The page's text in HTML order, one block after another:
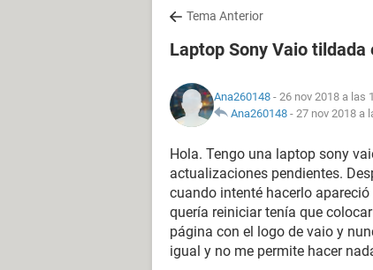
Tema Anterior
Laptop Sony Vaio tildada
Ana260148 - 26 nov 2018 a las
Ana260148 - 27 nov 2018 a
Hola. Tengo una laptop sony
actualizaciones pendientes.
cuando intenté hacerlo
quería reiniciar tenía que
página con el logo de vaio y
igual y no me permite hacer